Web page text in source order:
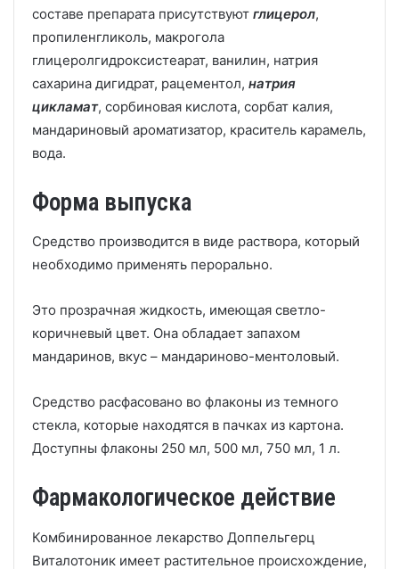
составе препарата присутствуют глицерол,
пропиленгликоль, макрогола
глицеролгидроксистеарат, ванилин, натрия
сахарина дигидрат, рацементол, натрия
цикламат, сорбиновая кислота, сорбат калия,
мандариновый ароматизатор, краситель карамель,
вода.
Форма выпуска
Средство производится в виде раствора, который
необходимо применять перорально.
Это прозрачная жидкость, имеющая светло-
коричневый цвет. Она обладает запахом
мандаринов, вкус – мандариново-ментоловый.
Средство расфасовано во флаконы из темного
стекла, которые находятся в пачках из картона.
Доступны флаконы 250 мл, 500 мл, 750 мл, 1 л.
Фармакологическое действие
Комбинированное лекарство Доппельгерц
Виталотоник имеет растительное происхождение,